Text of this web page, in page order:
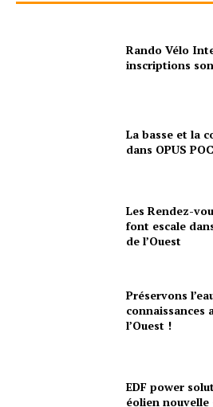
Rando Vélo
inscriptions
La basse et la
dans OPUS
Les Rendez-
font escale
de l’Ouest
Préservons
connaissances
l’Ouest !
EDF power
éolien